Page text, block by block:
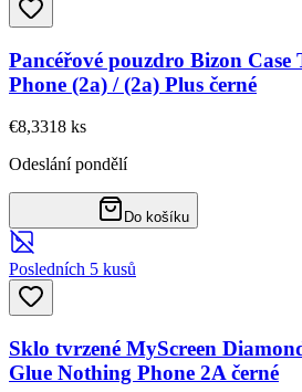
Pancéřové pouzdro Bizon
Phone (2a) / (2a) Plus černé
€8,3318 ks
Odeslání pondělí
Do košíku
Posledních 5 kusů
Sklo tvrzené MyScreen
Glue Nothing Phone 2A černé